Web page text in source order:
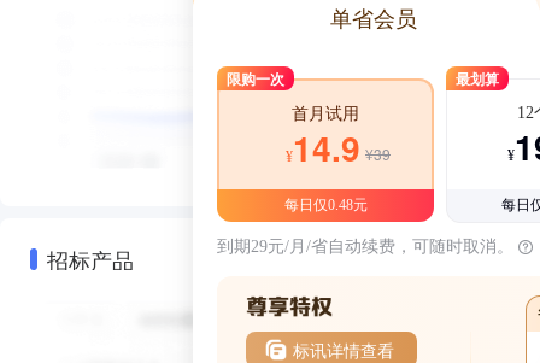
招标产品
单省会员
限购一次
首月试用
¥14.9 ¥39
每日仅0.48元
最划算
12
¥
每日
到期29元/月/省自动续费，可随时取消。
标讯详情查看